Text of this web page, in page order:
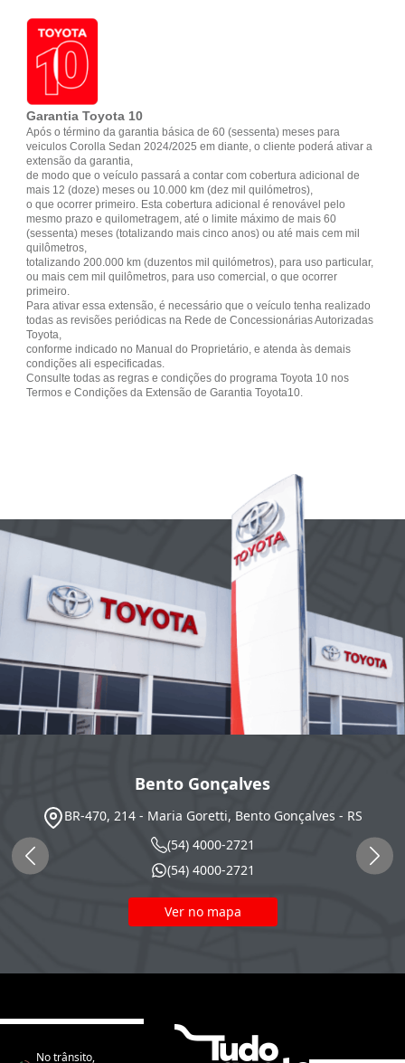
Garantia Toyota 10
Após o término da garantia básica de 60 (sessenta) meses para
veiculos Corolla Sedan 2024/2025 em diante, o cliente poderá ativar a
extensão da garantia,
de modo que o veículo passará a contar com cobertura adicional de
mais 12 (doze) meses ou 10.000 km (dez mil quilómetros),
o que ocorrer primeiro. Esta cobertura adicional é renovável pelo
mesmo prazo e quilometragem, até o limite máximo de mais 60
(sessenta) meses (totalizando mais cinco anos) ou até mais cem mil
quilômetros,
totalizando 200.000 km (duzentos mil quilómetros), para uso particular,
ou mais cem mil quilômetros, para uso comercial, o que ocorrer
primeiro.
Para ativar essa extensão, é necessário que o veículo tenha realizado
todas as revisões periódicas na Rede de Concessionárias Autorizadas
Toyota,
conforme indicado no Manual do Proprietário, e atenda às demais
condições ali especificadas.
Consulte todas as regras e condições do programa Toyota 10 nos
Termos e Condições da Extensão de Garantia Toyota10.
Bento Gonçalves
BR-470, 214 - Maria Goretti, Bento Gonçalves - RS
(54) 4000-2721
(54) 4000-2721
Ver no mapa
No trânsito,